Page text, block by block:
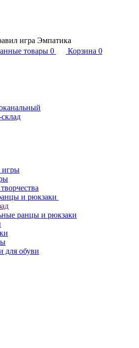
игра Эмпатика
товары 0 Корзина 0
игры
и рюкзаки
ранцы и рюкзаки
для обуви